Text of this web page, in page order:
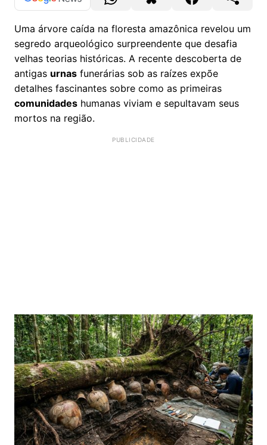
Uma árvore caída na floresta amazônica revelou um
segredo arqueológico surpreendente que desafia
velhas teorias históricas. A recente descoberta de
antigas urnas funerárias sob as raízes expõe
detalhes fascinantes sobre como as primeiras
comunidades humanas viviam e sepultavam seus
mortos na região.